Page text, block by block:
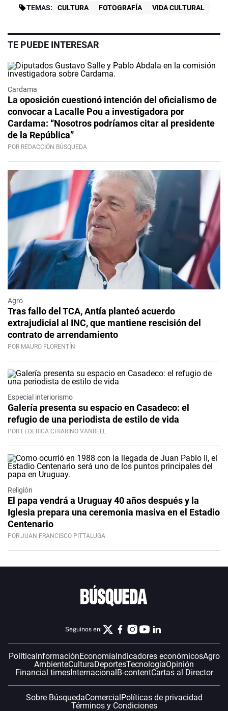
TEMAS: CULTURA FOTOGRAFÍA VIDA CULTURAL
TE PUEDE INTERESAR
Cardama
La oposición cuestionó intención del oficialismo de
convocar a Lacalle Pou a investigadora por
Cardama: “Nosotros podríamos citar al presidente
de la República”
POR REDACCIÓN BÚSQUEDA
Agro
Tras fallo del TCA, Antía planteó acuerdo
extrajudicial al INC, que mantiene rescisión del
contrato de arrendamiento
POR MAURO FLORENTÍN
Especial interiorismo
Galería presenta su espacio en Casadeco: el
refugio de una periodista de estilo de vida
POR FEDERICA CHIARINO VANRELL
Religión
El papa vendrá a Uruguay 40 años después y la
Iglesia prepara una ceremonia masiva en el Estadio
Centenario
POR JUAN FRANCISCO PITTALUGA
Seguinos en:
PolíticaInformaciónEconomíaIndicadores económicosAgro
AmbienteCulturaDeportesTecnologíaOpinión
Financial timesInternacionalB-contentCartas al Director
Sobre BúsquedaComercialPolíticas de privacidad
Términos y Condiciones